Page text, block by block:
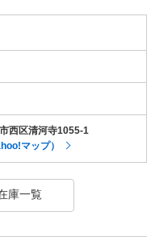
西区清河寺1055-1
マップ）
庫一覧